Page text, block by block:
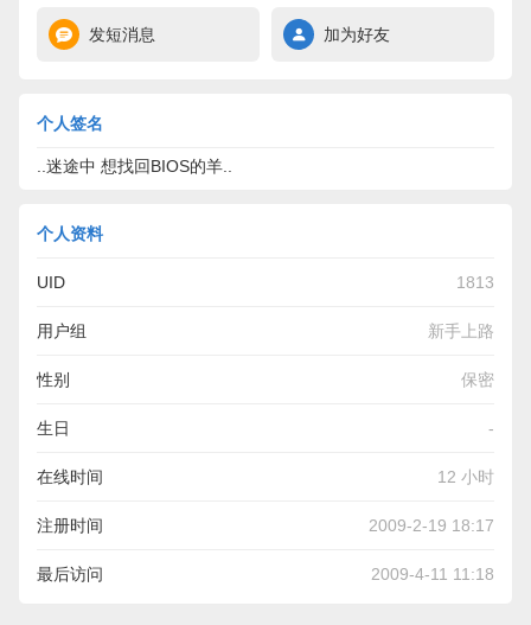
发短消息 加为好友
个人签名
..迷途中 想找回BIOS的羊..
个人资料
UID 1813
用户组 新手上路
性别 保密
生日 -
在线时间 12 小时
注册时间 2009-2-19 18:17
最后访问 2009-4-11 11:18